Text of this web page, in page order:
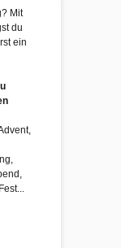
Mit
du
ein